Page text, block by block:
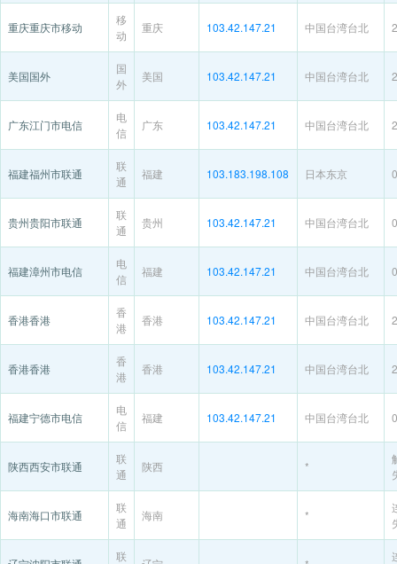
重庆重庆市移动
移
动
重庆 103.42.147.21 中国台湾台北
美国国外
国
外
美国 103.42.147.21 中国台湾台北
广东江门市电信
电
信
广东 103.42.147.21 中国台湾台北
福建福州市联通
联
通
福建 103.183.198.108 日本东京 0
贵州贵阳市联通
联
通
贵州 103.42.147.21 中国台湾台北 0
福建漳州市电信
电
信
福建 103.42.147.21 中国台湾台北 0
香港香港
香
港
香港 103.42.147.21 中国台湾台北
香港香港
香
港
香港 103.42.147.21 中国台湾台北
福建宁德市电信
电
信
福建 103.42.147.21 中国台湾台北 0
陕西西安市联通
联
通
陕西 *
海南海口市联通
联
通
海南 *
联